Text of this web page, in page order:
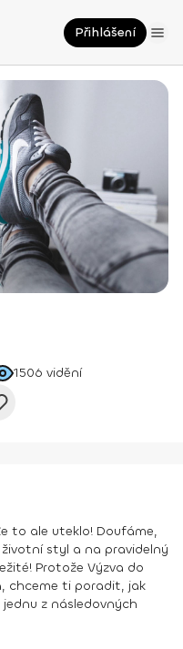
Přihlášení
1506 vidění
to ale uteklo! Doufáme,
styl a na pravidelný
Protože Výzva do
chceme ti poradit, jak
z následovných